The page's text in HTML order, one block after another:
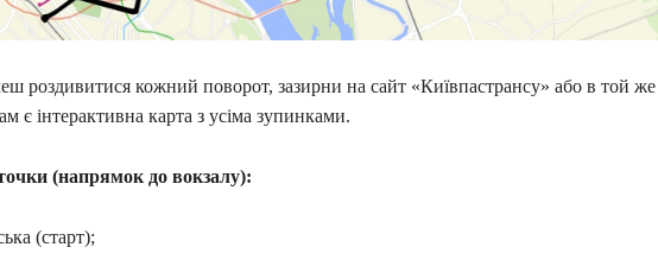
роздивитися кожний поворот, зазирни на сайт «Київпастрансу» або в той же
є інтерактивна карта з усіма зупинками.
(напрямок до вокзалу):
(старт);